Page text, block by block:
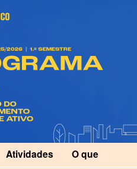
Atividades
O que